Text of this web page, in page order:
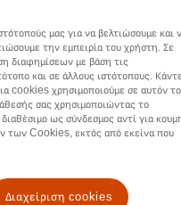
μας για να βελτιώσουμε και
την εμπειρία του χρήστη. Σε
διαφημίσεων με βάση τις
και σε άλλους ιστότοπους. Κάντε
cookies χρησιμοποιούμε σε αυτόν
σας χρησιμοποιώντας το
ως σύνδεσμος αντί για
των Cookies, εκτός από εκείνα που
Διαχείριση cookies